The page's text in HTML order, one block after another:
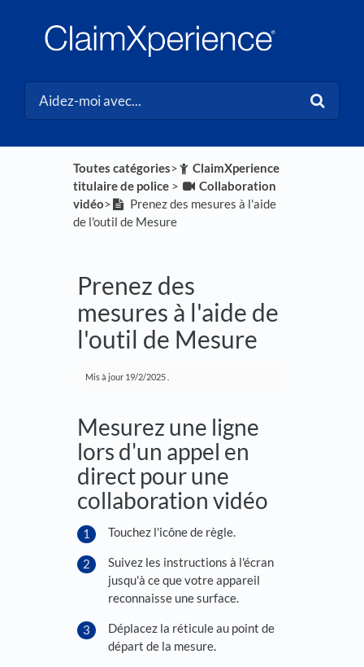
Toutes catégories​>​
​ClaimXperience
titulaire de police​ > ​
​Collaboration
vidéo​>​
Prenez des mesures à l'aide
de l'outil de Mesure
Prenez des
mesures à l'aide de
l'outil de Mesure
Mis à jour 19/2/2025
Mesurez une ligne
lors d'un appel en
direct pour une
collaboration vidéo
Touchez l'icône de règle.
Suivez les instructions à l'écran
jusqu'à ce que votre appareil
reconnaisse une surface.
Déplacez la réticule au point de
départ de la mesure.